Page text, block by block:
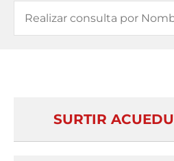
SURTIR